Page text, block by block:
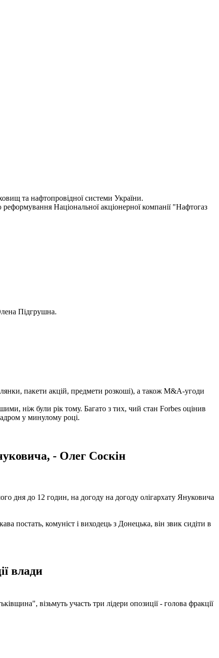
та нафтопровідної системи України.
Національної акціонерної компанії "Нафтогаз
Підгрушна.
пакети акцій, предмети розкоші), а також M&A-угоди
ніж були рік тому. Багато з тих, чий стан Forbes оцінив
у минулому році.
- Олег Соскін
дня до 12 годин, на догоду на догоду олігархату Януковича
постать, комуніст і виходець з Донецька, він звик сидіти в
влади
візьмуть участь три лідери опозиції - голова фракції